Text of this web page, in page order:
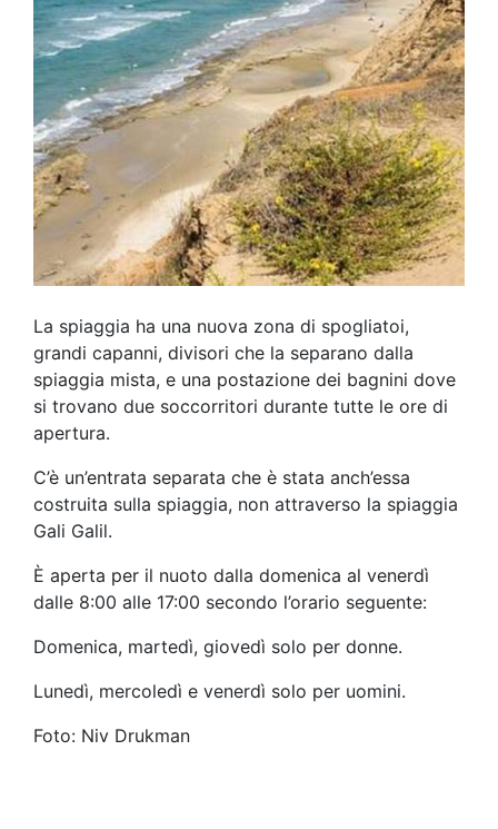
La spiaggia ha una nuova zona di spogliatoi,
grandi capanni, divisori che la separano dalla
spiaggia mista, e una postazione dei bagnini dove
si trovano due soccorritori durante tutte le ore di
apertura.
C’è un’entrata separata che è stata anch’essa
costruita sulla spiaggia, non attraverso la spiaggia
Gali Galil.
È aperta per il nuoto dalla domenica al venerdì
dalle 8:00 alle 17:00 secondo l’orario seguente:
Domenica, martedì, giovedì solo per donne.
Lunedì, mercoledì e venerdì solo per uomini.
Foto: Niv Drukman